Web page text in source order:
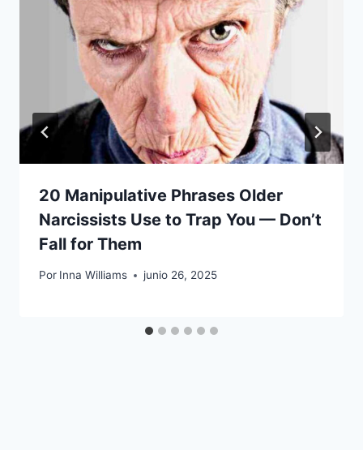
20 Manipulative Phrases Older
Narcissists Use to Trap You — Don’t
Fall for Them
Por Inna Williams junio 26, 2025